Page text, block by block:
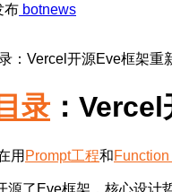
布 botnews
录 ：
用 Prompt工程和
源了Eve框架，核心设